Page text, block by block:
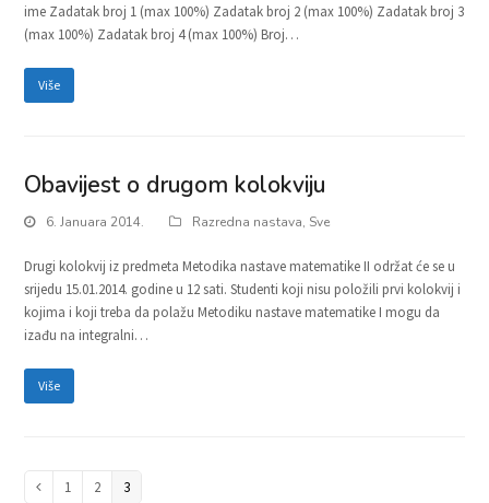
ime Zadatak broj 1 (max 100%) Zadatak broj 2 (max 100%) Zadatak broj 3
(max 100%) Zadatak broj 4 (max 100%) Broj…
Više
Obavijest o drugom kolokviju
6. Januara 2014. Razredna nastava, Sve
Drugi kolokvij iz predmeta Metodika nastave matematike II održat će se u
srijedu 15.01.2014. godine u 12 sati. Studenti koji nisu položili prvi kolokvij i
kojima i koji treba da polažu Metodiku nastave matematike I mogu da
izađu na integralni…
Više
Previous
Page
1 Page
2 Page
3